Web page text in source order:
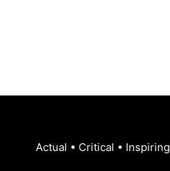
Actual • Critical • Inspiring